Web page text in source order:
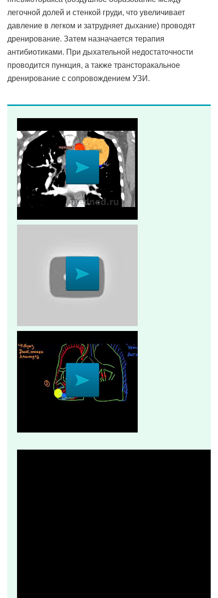
легочной долей и стенкой груди, что увеличивает
давление в легком и затрудняет дыхание) проводят
дренирование. Затем назначается терапия
антибиотиками. При дыхательной недостаточности
проводится пункция, а также трансторакальное
дренирование с сопровождением УЗИ.